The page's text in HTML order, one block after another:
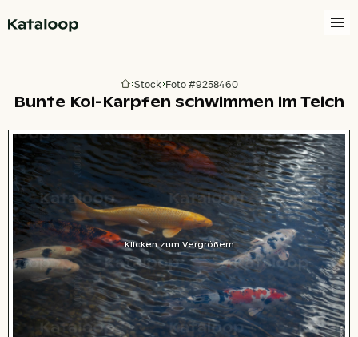
Zur Homepage
Stock Foto #9258460
Bunte Koi-Karpfen schwimmen im Teich
Klicken zum Vergrößern